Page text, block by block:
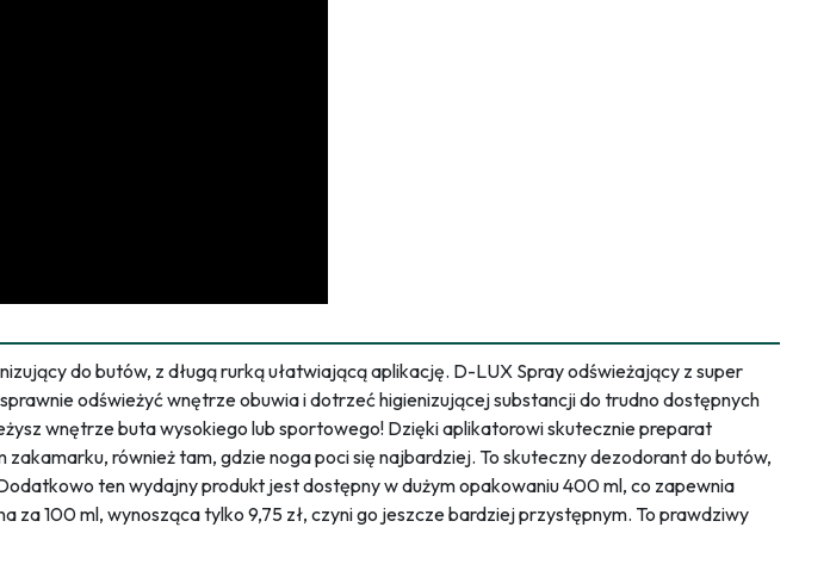
do butów, z długą rurką ułatwiającą aplikację. D-LUX Spray odświeżający z super
odświeżyć wnętrze obuwia i dotrzeć higienizującej substancji do trudno dostępnych
wnętrze buta wysokiego lub sportowego! Dzięki aplikatorowi skutecznie preparat
również tam, gdzie noga poci się najbardziej. To skuteczny dezodorant do butów,
ten wydajny produkt jest dostępny w dużym opakowaniu 400 ml, co zapewnia
za 100 ml, wynosząca tylko 9,75 zł, czyni go jeszcze bardziej przystępnym. To prawdziwy